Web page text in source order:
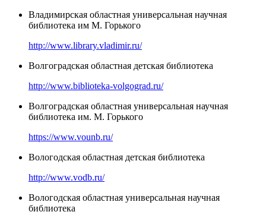
Владимирская областная универсальная научная
библиотека им М. Горького
http://www.library.vladimir.ru/
Волгоградская областная детская библиотека
http://www.biblioteka-volgograd.ru/
Волгоградская областная универсальная научная
библиотека им. М. Горького
https://www.vounb.ru/
Вологодская областная детская библиотека
http://www.vodb.ru/
Вологодская областная универсальная научная
библиотека